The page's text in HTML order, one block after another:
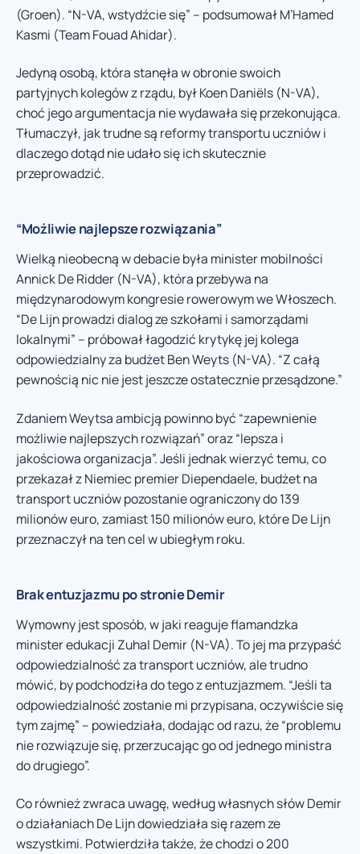
(Groen). “N-VA, wstydźcie się” – podsumował M’Hamed
Kasmi (Team Fouad Ahidar).
Jedyną osobą, która stanęła w obronie swoich
partyjnych kolegów z rządu, był Koen Daniëls (N-VA),
choć jego argumentacja nie wydawała się przekonująca.
Tłumaczył, jak trudne są reformy transportu uczniów i
dlaczego dotąd nie udało się ich skutecznie
przeprowadzić.
“Możliwie najlepsze rozwiązania”
Wielką nieobecną w debacie była minister mobilności
Annick De Ridder (N-VA), która przebywa na
międzynarodowym kongresie rowerowym we Włoszech.
“De Lijn prowadzi dialog ze szkołami i samorządami
lokalnymi” – próbował łagodzić krytykę jej kolega
odpowiedzialny za budżet Ben Weyts (N-VA). “Z całą
pewnością nic nie jest jeszcze ostatecznie przesądzone.”
Zdaniem Weytsa ambicją powinno być “zapewnienie
możliwie najlepszych rozwiązań” oraz “lepsza i
jakościowa organizacja”. Jeśli jednak wierzyć temu, co
przekazał z Niemiec premier Diependaele, budżet na
transport uczniów pozostanie ograniczony do 139
milionów euro, zamiast 150 milionów euro, które De Lijn
przeznaczył na ten cel w ubiegłym roku.
Brak entuzjazmu po stronie Demir
Wymowny jest sposób, w jaki reaguje flamandzka
minister edukacji Zuhal Demir (N-VA). To jej ma przypaść
odpowiedzialność za transport uczniów, ale trudno
mówić, by podchodziła do tego z entuzjazmem. “Jeśli ta
odpowiedzialność zostanie mi przypisana, oczywiście się
tym zajmę” – powiedziała, dodając od razu, że “problemu
nie rozwiązuje się, przerzucając go od jednego ministra
do drugiego”.
Co również zwraca uwagę, według własnych słów Demir
o działaniach De Lijn dowiedziała się razem ze
wszystkimi. Potwierdziła także, że chodzi o 200